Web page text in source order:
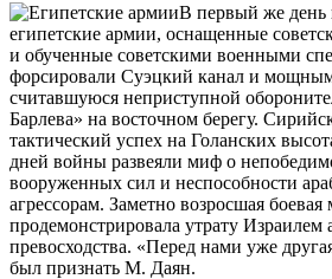
В первый же день
египетские армии, оснащенные
и обученные советскими военными
форсировали Суэцкий канал и
считавшуюся неприступной
Барлева» на восточном берегу.
тактический успех на Голанских
дней войны развеяли миф о
вооруженных сил и неспособности
агрессорам. Заметно возросшая
продемонстрировала утрату Израилем
превосходства. «Перед нами уже
был признать М. Даян.